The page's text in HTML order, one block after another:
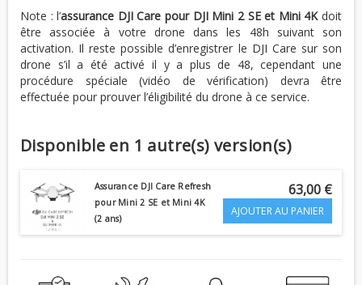
Note : l’assurance DJI Care pour DJI Mini 2 SE et Mini 4K doit
être associée à votre drone dans les 48h suivant son
activation. Il reste possible d’enregistrer le DJI Care sur son
drone s’il a été activé il y a plus de 48, cependant une
procédure spéciale (vidéo de vérification) devra être
effectuée pour prouver l’éligibilité du drone à ce service.
Disponible en 1 autre(s) version(s)
Assurance DJI Care Refresh
pour Mini 2 SE et Mini 4K
(2 ans)
63,00 €
AJOUTER AU PANIER